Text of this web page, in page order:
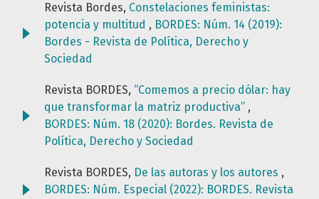
Revista Bordes, Constelaciones feministas:
potencia y multitud , BORDES: Núm. 14 (2019):
Bordes - Revista de Política, Derecho y
Sociedad
Revista BORDES, “Comemos a precio dólar: hay
que transformar la matriz productiva” ,
BORDES: Núm. 18 (2020): Bordes. Revista de
Política, Derecho y Sociedad
Revista BORDES, De las autoras y los autores ,
BORDES: Núm. Especial (2022): BORDES. Revista